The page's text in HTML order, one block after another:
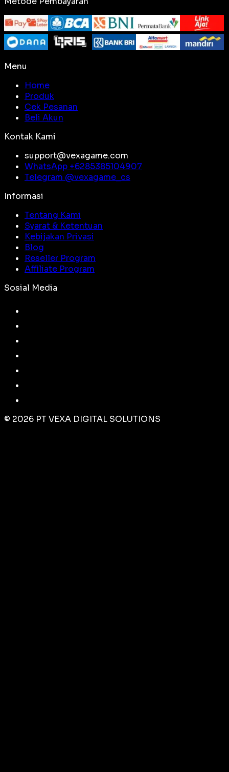
Menu
Home
Produk
Cek Pesanan
Beli Akun
Kontak Kami
support@vexagame.com
WhatsApp +6285385104907
Telegram @vexagame_cs
Informasi
Tentang Kami
Syarat & Ketentuan
Kebijakan Privasi
Blog
Reseller Program
Affiliate Program
Sosial Media
© 2026 PT VEXA DIGITAL SOLUTIONS